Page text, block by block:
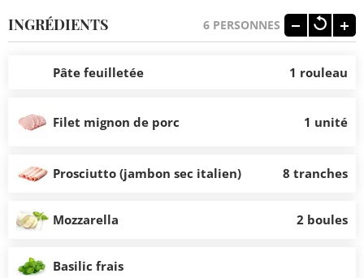
INGRÉDIENTS 6 PERSONNES
Pâte feuilletée 1 rouleau
Filet mignon de porc 1 unité
Prosciutto (jambon sec italien) 8 tranches
Mozzarella 2 boules
Basilic frais